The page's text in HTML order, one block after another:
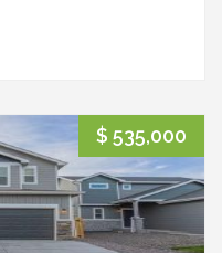
$ 535,000